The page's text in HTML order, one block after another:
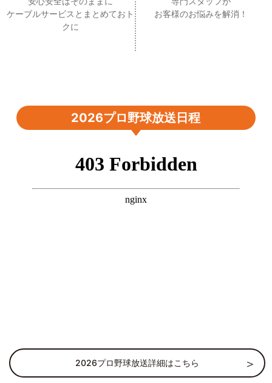
ケーブルサービスとまとめておト
クに
お客様のお悩みを解消！
2026プロ野球放送日程
2026プロ野球放送詳細はこちら